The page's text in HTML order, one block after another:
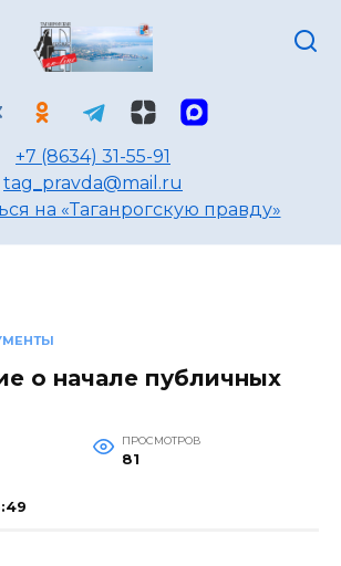
+7 (8634) 31-55-91
tag_pravda@mail.ru
на «Таганрогскую правду»
о начале публичных
ПРОСМОТРОВ
81